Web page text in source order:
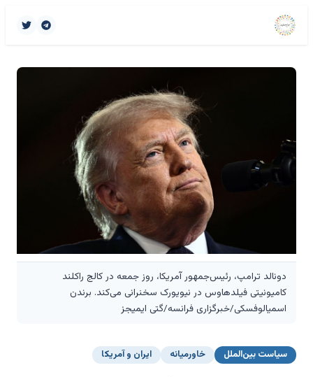
دونالد ترامپ، رئیس‌جمهور آمریکا، روز جمعه در کالج راکلند
کامیونیتی فیلدهاوس در نیویورک سخنرانی می‌کند. برندن
اسمیالوفسکی/خبرگزاری فرانسه/گتی ایمیجز
سیاست بین‌الملل خاورمیانه ایران و آمریکا